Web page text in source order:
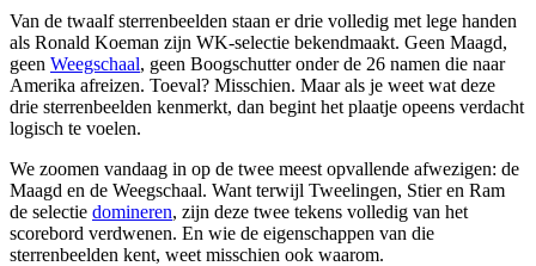
Van de twaalf sterrenbeelden staan er drie volledig met lege handen
als Ronald Koeman zijn WK-selectie bekendmaakt. Geen Maagd,
geen Weegschaal, geen Boogschutter onder de 26 namen die naar
Amerika afreizen. Toeval? Misschien. Maar als je weet wat deze
drie sterrenbeelden kenmerkt, dan begint het plaatje opeens verdacht
logisch te voelen.
We zoomen vandaag in op de twee meest opvallende afwezigen: de
Maagd en de Weegschaal. Want terwijl Tweelingen, Stier en Ram
de selectie domineren, zijn deze twee tekens volledig van het
scorebord verdwenen. En wie de eigenschappen van die
sterrenbeelden kent, weet misschien ook waarom.